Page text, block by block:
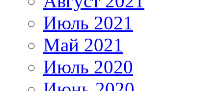
Июль 2021
Май 2021
Июль 2020